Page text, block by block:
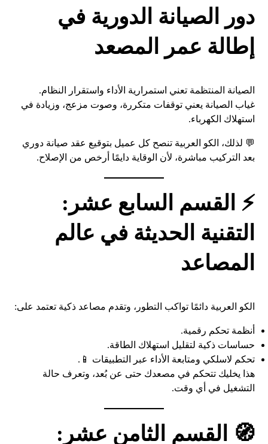
دور الصيانة الدورية في
إطالة عمر المصعد
الصيانة المنتظمة تعني استمرارية الأداء واستقرار النظام.
غياب الصيانة يعني توقفات متكررة، وصوت مزعج، وزيادة في
استهلاك الكهرباء.
💬 لذلك، الكو العربية تنصح كل عميل بتوقيع عقد صيانة دوري
بعد التركيب مباشرة، لأن الوقاية دايمًا أرخص من الإصلاح.
⚡ القسم السابع عشر:
التقنية الحديثة في عالم
المصاعد
الكو العربية دائمًا تواكب التطور، وتقدم مصاعد ذكية تعتمد على:
أنظمة تحكم رقمية.
حساسات ذكية لتقليل استهلاك الطاقة.
تحكم لاسلكي ومتابعة الأداء عبر التطبيقات 📱.
هذا يخليك تتحكم في مصعدك حتى عن بُعد، وتعرف حالة
التشغيل في أي وقت.
🧭 القسم الثامن عشر: